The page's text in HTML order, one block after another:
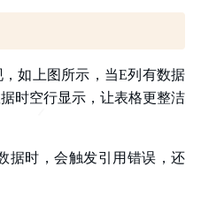
如上图所示，当E列有数据
时空行显示，让表格更整洁
据时，会触发引用错误，还